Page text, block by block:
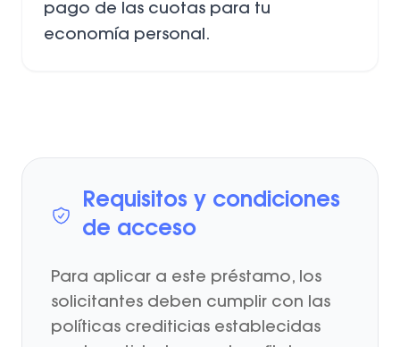
pago de las cuotas para tu
economía personal.
Requisitos y condiciones
de acceso
Para aplicar a este préstamo, los
solicitantes deben cumplir con las
políticas crediticias establecidas